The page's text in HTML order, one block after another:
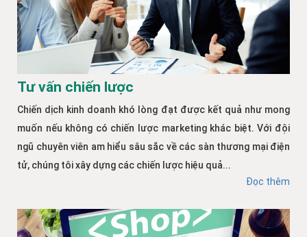
Tư vấn chiến lược
Chiến dịch kinh doanh khó lòng đạt được kết quả như mong
muốn nếu không có chiến lược marketing khác biệt. Với đội
ngũ chuyên viên am hiểu sâu sắc về các sàn thương mại điện
tử, chúng tôi xây dựng các chiến lược hiệu quả...
Đọc thêm